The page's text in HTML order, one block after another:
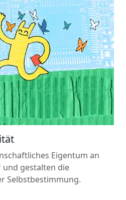
Eigentum an
gestalten die
Selbstbestimmung.